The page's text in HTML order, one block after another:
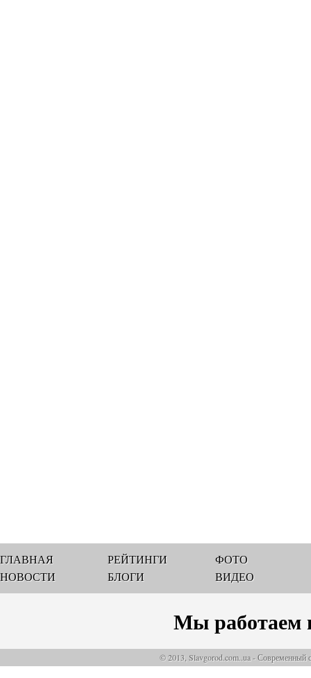
ГЛАВНАЯ
НОВОСТИ
РЕЙТИНГИ
БЛОГИ
ФОТО
ВИДЕО
Мы работаем
© 2013, Slavgorod.com..ua - Современный